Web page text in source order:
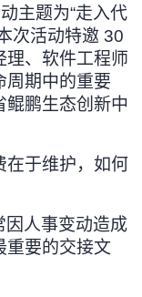
主题为“走入代
次活动特邀 30
理、软件工程师
周期中的重要
鲲鹏生态创新中
在于维护，如何
人事变动造成
重要的交接文